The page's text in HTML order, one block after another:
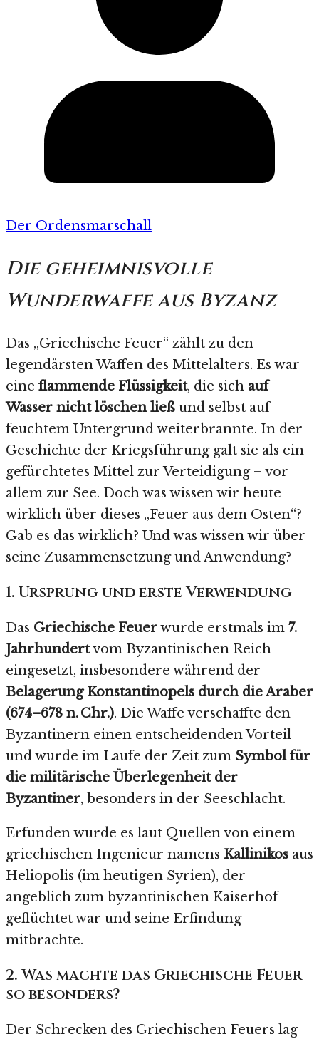
Der Ordensmarschall
Die geheimnisvolle
Wunderwaffe aus Byzanz
Das „Griechische Feuer“ zählt zu den
legendärsten Waffen des Mittelalters. Es war
eine flammende Flüssigkeit, die sich auf
Wasser nicht löschen ließ und selbst auf
feuchtem Untergrund weiterbrannte. In der
Geschichte der Kriegsführung galt sie als ein
gefürchtetes Mittel zur Verteidigung – vor
allem zur See. Doch was wissen wir heute
wirklich über dieses „Feuer aus dem Osten“?
Gab es das wirklich? Und was wissen wir über
seine Zusammensetzung und Anwendung?
1. Ursprung und erste Verwendung
Das Griechische Feuerwurde erstmals im 7.
Jahrhundertvom Byzantinischen Reich
eingesetzt, insbesondere während der
Belagerung Konstantinopels durch die Araber
(674–678 n. Chr.). Die Waffe verschaffte den
Byzantinern einen entscheidenden Vorteil
und wurde im Laufe der Zeit zum Symbol für
die militärische Überlegenheit der
Byzantiner, besonders in der Seeschlacht.
Erfunden wurde es laut Quellen von einem
griechischen Ingenieur namens Kallinikos aus
Heliopolis (im heutigen Syrien), der
angeblich zum byzantinischen Kaiserhof
geflüchtet war und seine Erfindung
mitbrachte.
2. Was machte das Griechische Feuer
so besonders?
Der Schrecken des Griechischen Feuers lag